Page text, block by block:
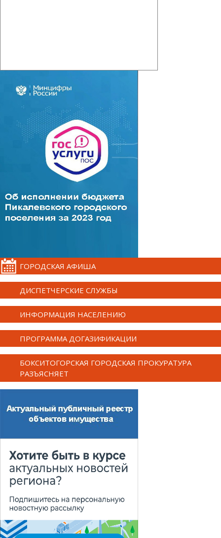
ГОРОДСКАЯ АФИША
ДИСПЕТЧЕРСКИЕ СЛУЖБЫ
ИНФОРМАЦИЯ НАСЕЛЕНИЮ
ПРОГРАММА ДОГАЗИФИКАЦИИ
БОКСИТОГОРСКАЯ ГОРОДСКАЯ ПРОКУРАТУРА
РАЗЪЯСНЯЕТ